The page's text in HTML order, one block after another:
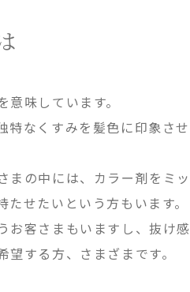
味しています。
特なくすみを髪色に印象させ
まの中には、カラー剤をミッ
せたいという方もいます。
お客さまもいますし、抜け感
する方、さまざまです。